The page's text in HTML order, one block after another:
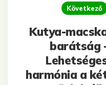
Következő
Kutya-
barátság
harmónia a